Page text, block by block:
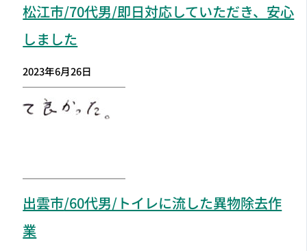
松江市/70代男/即日対応していただき、安心
しました
2023年6月26日
出雲市/60代男/トイレに流した異物除去作
業